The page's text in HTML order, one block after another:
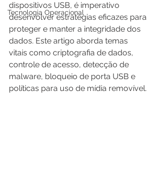
Tecnologia Operacional
dispositivos USB, é imperativo
desenvolver estratégias eficazes para
proteger e manter a integridade dos
dados. Este artigo aborda temas
vitais como criptografia de dados,
controle de acesso, detecção de
malware, bloqueio de porta USB e
políticas para uso de mídia removível.